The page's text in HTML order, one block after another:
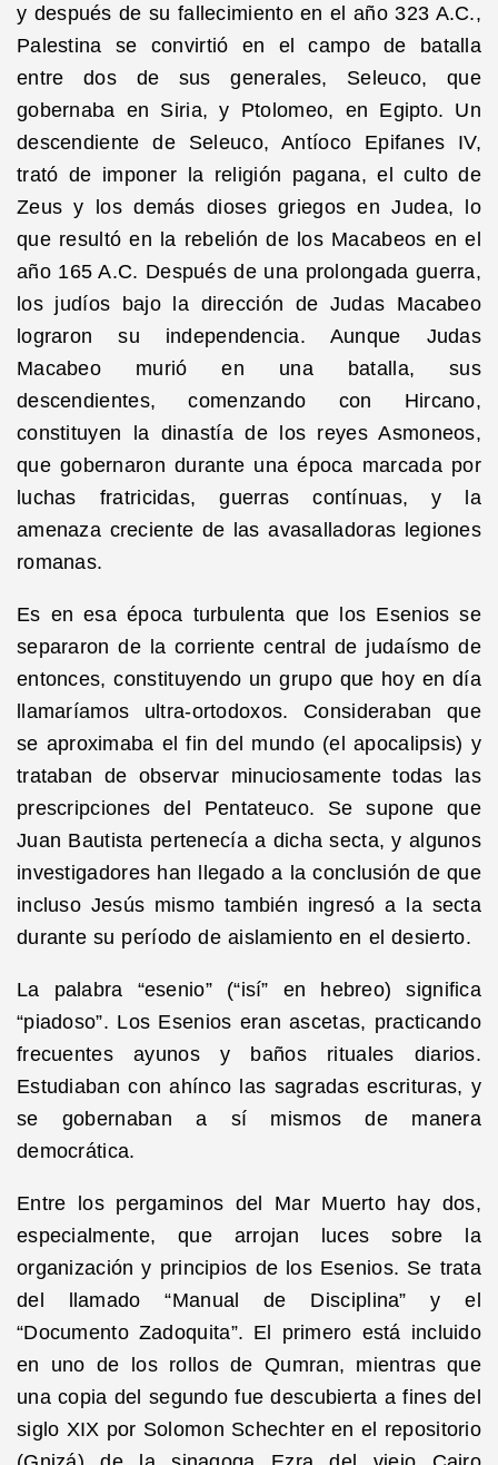
y después de su fallecimiento en el año 323 A.C.,
Palestina se convirtió en el campo de batalla
entre dos de sus generales, Seleuco, que
gobernaba en Siria, y Ptolomeo, en Egipto. Un
descendiente de Seleuco, Antíoco Epifanes IV,
trató de imponer la religión pagana, el culto de
Zeus y los demás dioses griegos en Judea, lo
que resultó en la rebelión de los Macabeos en el
año 165 A.C. Después de una prolongada guerra,
los judíos bajo la dirección de Judas Macabeo
lograron su independencia. Aunque Judas
Macabeo murió en una batalla, sus
descendientes, comenzando con Hircano,
constituyen la dinastía de los reyes Asmoneos,
que gobernaron durante una época marcada por
luchas fratricidas, guerras contínuas, y la
amenaza creciente de las avasalladoras legiones
romanas.
Es en esa época turbulenta que los Esenios se
separaron de la corriente central de judaísmo de
entonces, constituyendo un grupo que hoy en día
llamaríamos ultra-ortodoxos. Consideraban que
se aproximaba el fin del mundo (el apocalipsis) y
trataban de observar minuciosamente todas las
prescripciones del Pentateuco. Se supone que
Juan Bautista pertenecía a dicha secta, y algunos
investigadores han llegado a la conclusión de que
incluso Jesús mismo también ingresó a la secta
durante su período de aislamiento en el desierto.
La palabra “esenio” (“isí” en hebreo) significa
“piadoso”. Los Esenios eran ascetas, practicando
frecuentes ayunos y baños rituales diarios.
Estudiaban con ahínco las sagradas escrituras, y
se gobernaban a sí mismos de manera
democrática.
Entre los pergaminos del Mar Muerto hay dos,
especialmente, que arrojan luces sobre la
organización y principios de los Esenios. Se trata
del llamado “Manual de Disciplina” y el
“Documento Zadoquita”. El primero está incluido
en uno de los rollos de Qumran, mientras que
una copia del segundo fue descubierta a fines del
siglo XIX por Solomon Schechter en el repositorio